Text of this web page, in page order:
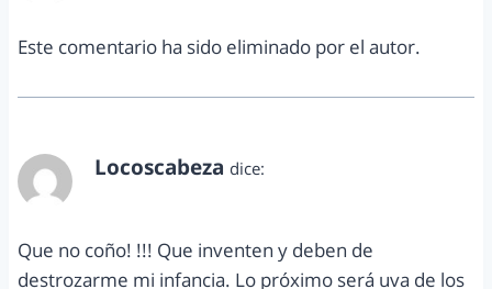
Este comentario ha sido eliminado por el autor.
Locoscabeza dice:
Que no coño! !!! Que inventen y deben de
destrozarme mi infancia. Lo próximo será uva de los